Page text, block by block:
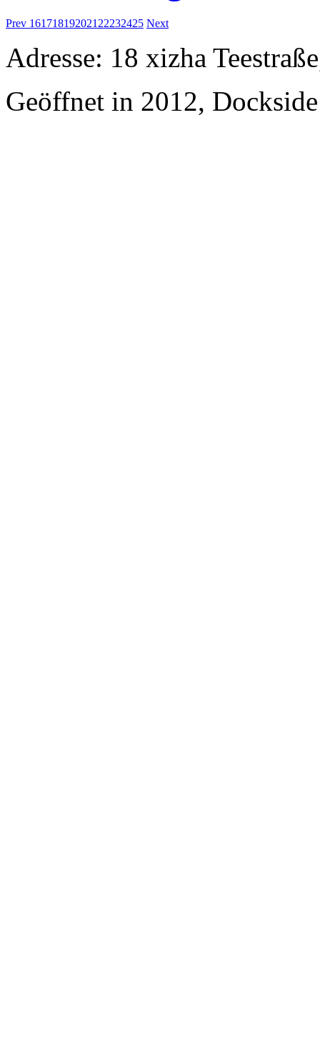
Prev 161718192021 22232425 Next
Adresse: 18 xizha
Geöffnet in 2012,